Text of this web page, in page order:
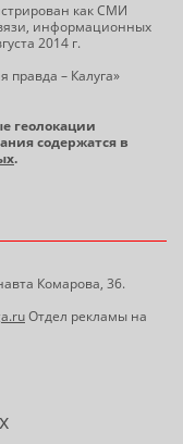
как СМИ
информационных
2014 г.
правда – Калуга»
геолокации
содержатся в
.
Комарова, 36.
Отдел рекламы на